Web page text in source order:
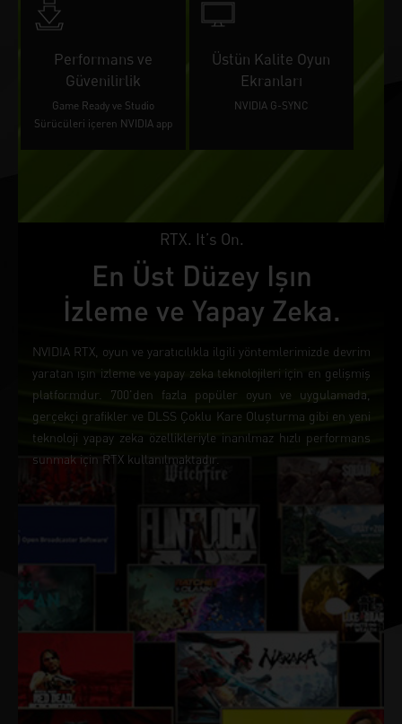
Performans ve
Güvenilirlik
Game Ready ve Studio
Sürücüleri içeren NVIDIA app
Üstün Kalite Oyun
Ekranları
NVIDIA G-SYNC
RTX. It’s On.
En Üst Düzey Işın
İzleme ve Yapay Zeka.
NVIDIA RTX, oyun ve yaratıcılıkla ilgili yöntemlerimizde devrim
yaratan ışın izleme ve yapay zeka teknolojileri için en gelişmiş
platformdur. 700'den fazla popüler oyun ve uygulamada,
gerçekçi grafikler ve DLSS Çoklu Kare Oluşturma gibi en yeni
teknoloji yapay zeka özellikleriyle inanılmaz hızlı performans
sunmak için RTX kullanılmaktadır.